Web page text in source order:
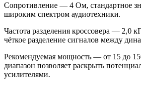
Сопротивление — 4 Ом, стандартное
широким спектром аудиотехники.
Частота разделения кроссовера — 2,0
чёткое разделение сигналов между
Рекомендуемая мощность — от 15 до
диапазон позволяет раскрыть
усилителями.